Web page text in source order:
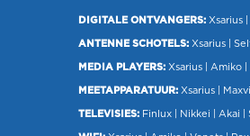
DIGITALE ONTVANGERS: Xsarius
ANTENNE SCHOTELS: Xsarius
MEDIA PLAYERS: Xsarius Amiko
MEETAPPARATUUR: Xsarius
TELEVISIES: Finlux | Nikkei | Akai